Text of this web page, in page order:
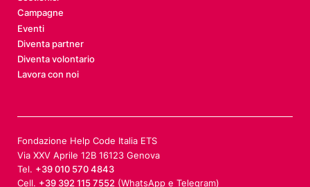
Campagne
Eventi
Diventa partner
Diventa volontario
Lavora con noi
Fondazione Help Code Italia ETS
Via XXV Aprile 12B 16123 Genova
Tel. +39 010 570 4843
Cell. +39 392 115 7552 (WhatsApp e Telegram)